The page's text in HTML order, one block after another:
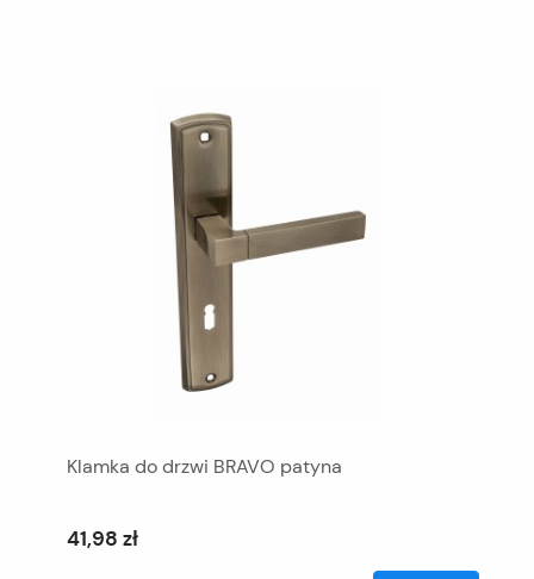
Klamka do drzwi BRAVO patyna
41,98 zł